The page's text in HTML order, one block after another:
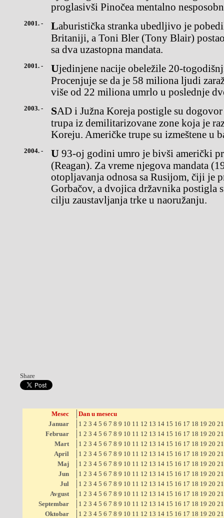
proglasivši Pinočea mentalno
2001. - Laburistička stranka ubedljivo je pobedila na izborima u Velikoj
Britaniji, a Toni Bler (Tony Blair)
sa dva uzastopna mandata.
2001. - Ujedinjene nacije obeležile 20-togodišnjicu pojave AIDS-a.
Procenjuje se da je 58 miliona ljudi
više od 22 miliona umrlo u poslednje
2003. - SAD i Južna Koreja postigle su dogovor o izmeštanju američkih
trupa iz demilitarizovane zone koja je
Koreju. Američke trupe su izmeštene u
2004. - U 93-oj godini umro je bivši američki predsednik Ronald Regan
(Reagan). Za vreme njegova mandata
otopljavanja odnosa sa Rusijom, čiji je
Gorbačov, a dvojica državnika postigla
cilju zaustavljanja trke u naoružanju.
Share
Mesec
Dan u mesecu
Januar
1 2 3 4 5 6 7 8 9 10 11 12 13 14 15 16 17 18 19 20 21
Februar
1 2 3 4 5 6 7 8 9 10 11 12 13 14 15 16 17 18 19 20 21
Mart
1 2 3 4 5 6 7 8 9 10 11 12 13 14 15 16 17 18 19 20 21
April
1 2 3 4 5 6 7 8 9 10 11 12 13 14 15 16 17 18 19 20 21
Maj
1 2 3 4 5 6 7 8 9 10 11 12 13 14 15 16 17 18 19 20 21
Jun
1 2 3 4 5 6 7 8 9 10 11 12 13 14 15 16 17 18 19 20 21
Jul
1 2 3 4 5 6 7 8 9 10 11 12 13 14 15 16 17 18 19 20 21
Avgust
1 2 3 4 5 6 7 8 9 10 11 12 13 14 15 16 17 18 19 20 21
Septembar
1 2 3 4 5 6 7 8 9 10 11 12 13 14 15 16 17 18 19 20 21
Oktobar
1 2 3 4 5 6 7 8 9 10 11 12 13 14 15 16 17 18 19 20 21